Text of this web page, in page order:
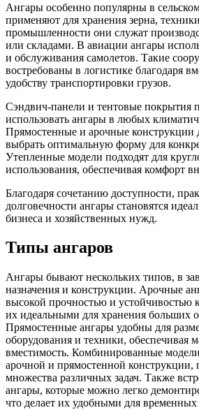
Ангары особенно популярны в
применяют для хранения зерна,
промышленности они служат
или складами. В авиации ангары
и обслуживания самолетов. Такие
востребованы в логистике благодаря
удобству транспортировки грузов.
Сэндвич-панели и тентовые покрытия
использовать ангары в любых
Прямостенные и арочные конструкции
выбрать оптимальную форму для
Утепленные модели подходят для
использования, обеспечивая комфорт
Благодаря сочетанию доступности,
долговечности ангары становятся
бизнеса и хозяйственных нужд.
Типы ангаров
Ангары бывают нескольких типов, в
назначения и конструкции. Арочные
высокой прочностью и устойчивостью
их идеальными для хранения больших
Прямостенные ангары удобны для
оборудования и техники, обеспечивая
вместимость. Комбинированные
арочной и прямостенной конструкции,
множества различных задач. Также
ангары, которые можно легко
что делает их удобными для